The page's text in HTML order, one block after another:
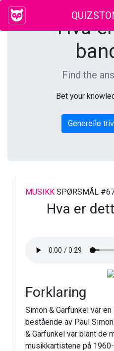
Hva
Find the
Bet your
Generelle
MUSIKK SPØRSMÅL
Hva er
Forklaring
Simon & Garfunkel var
bestående av Paul
& Garfunkel var blant de
musikkartistene på